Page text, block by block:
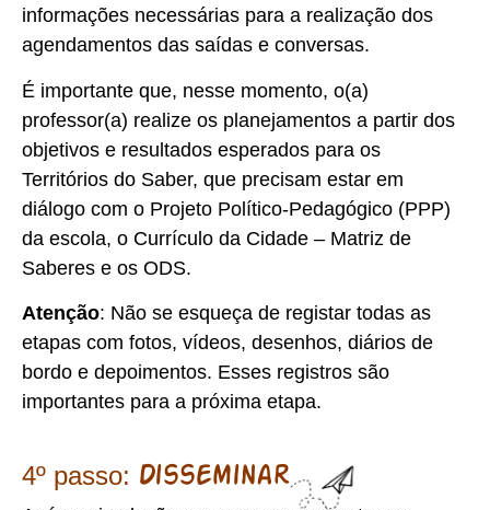
informações necessárias para a realização dos
agendamentos das saídas e conversas.
É importante que, nesse momento, o(a)
professor(a) realize os planejamentos a partir dos
objetivos e resultados esperados para os
Territórios do Saber, que precisam estar em
diálogo com o Projeto Político-Pedagógico (PPP)
da escola, o Currículo da Cidade – Matriz de
Saberes e os ODS.
Atenção: Não se esqueça de registar todas as
etapas com fotos, vídeos, desenhos, diários de
bordo e depoimentos. Esses registros são
importantes para a próxima etapa.
4º passo: Disseminar